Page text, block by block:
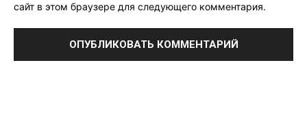
сайт в этом браузере для следующего комментария.